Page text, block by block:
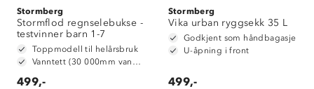
Stormberg
Stormflod regnselebukse -
testvinner barn 1-7
Toppmodell til helårsbruk
Vanntett (30 000mm vannsøyle)
499,-
Stormberg
Vika urban ryggsekk 35 L
Godkjent som håndbagasje
U-åpning i front
499,-